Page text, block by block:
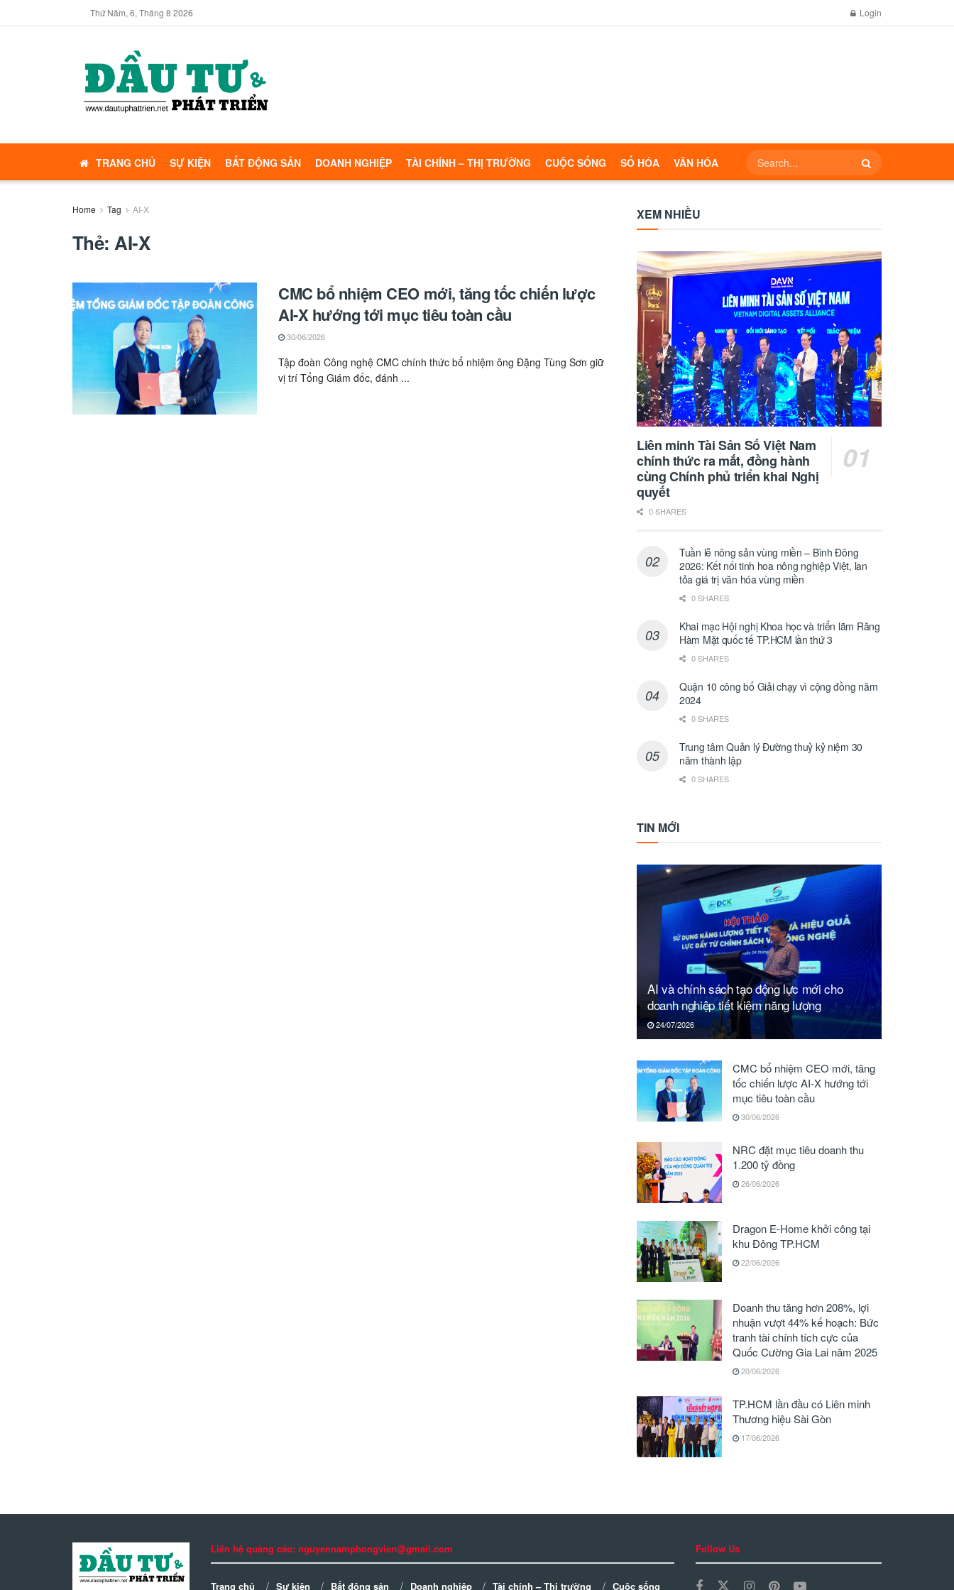
Thứ Năm, 6, Tháng 8 2026 Login
TRANG CHỦ SỰ KIỆN BẤT ĐỘNG SẢN DOANH NGHIỆP TÀI CHÍNH – THỊ TRƯỜNG CUỘC SỐNG SỐ HÓA VĂN HÓA
Home Tag AI-X
Thẻ:AI-X
CMC bổ nhiệm CEO mới, tăng tốc chiến lược
AI-X hướng tới mục tiêu toàn cầu
30/06/2026
Tập đoàn Công nghệ CMC chính thức bổ nhiệm ông Đặng Tùng Sơn giữ
vị trí Tổng Giám đốc, đánh ...
XEM NHIỀU
Liên minh Tài Sản Số Việt Nam
chính thức ra mắt, đồng hành
cùng Chính phủ triển khai Nghị
quyết
0 SHARES
Tuần lễ nông sản vùng miền – Bình Đông
2026: Kết nối tinh hoa nông nghiệp Việt, lan
tỏa giá trị văn hóa vùng miền
0 SHARES
Khai mạc Hội nghị Khoa học và triển lãm Răng
Hàm Mặt quốc tế TP.HCM lần thứ 3
0 SHARES
Quận 10 công bố Giải chạy vì cộng đồng năm
2024
0 SHARES
Trung tâm Quản lý Đường thuỷ kỷ niệm 30
năm thành lập
0 SHARES
TIN MỚI
AI và chính sách tạo động lực mới cho
doanh nghiệp tiết kiệm năng lượng
24/07/2026
CMC bổ nhiệm CEO mới, tăng
tốc chiến lược AI-X hướng tới
mục tiêu toàn cầu
30/06/2026
NRC đặt mục tiêu doanh thu
1.200 tỷ đồng
26/06/2026
Dragon E-Home khởi công tại
khu Đông TP.HCM
22/06/2026
Doanh thu tăng hơn 208%, lợi
nhuận vượt 44% kế hoạch: Bức
tranh tài chính tích cực của
Quốc Cường Gia Lai năm 2025
20/06/2026
TP.HCM lần đầu có Liên minh
Thương hiệu Sài Gòn
17/06/2026
Liên hệ quảng cáo: nguyennamphongvien@gmail.com
Trang chủ Sự kiện Bất động sản Doanh nghiệp Tài chính – Thị trường Cuộc sống
Follow Us